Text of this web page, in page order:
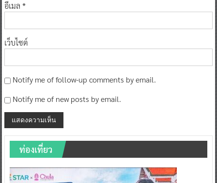
อีเมล *
เว็บไซต์
Notify me of follow-up comments by email.
Notify me of new posts by email.
ท่องเที่ยว